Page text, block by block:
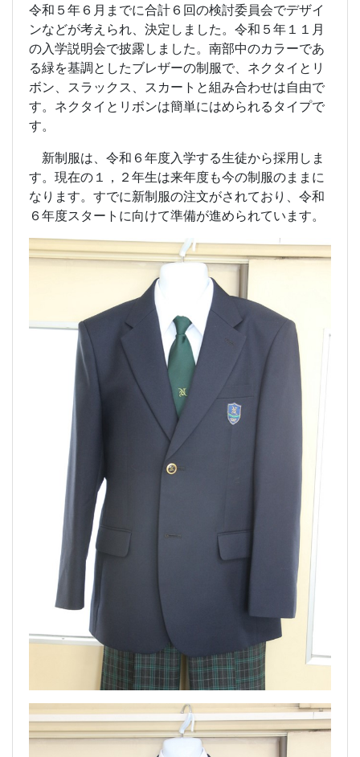
令和５年６月までに合計６回の検討委員会でデザイ
ンなどが考えられ、決定しました。令和５年１１月
の入学説明会で披露しました。南部中のカラーであ
る緑を基調としたブレザーの制服で、ネクタイとリ
ボン、スラックス、スカートと組み合わせは自由で
す。ネクタイとリボンは簡単にはめられるタイプで
す。
新制服は、令和６年度入学する生徒から採用しま
す。現在の１，２年生は来年度も今の制服のままに
なります。すでに新制服の注文がされており、令和
６年度スタートに向けて準備が進められています。